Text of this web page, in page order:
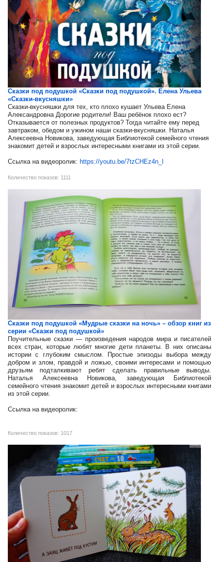
Сказки под подушкой «Сказки под подушкой». Елена Ульева
«Сказки-вкусняшки»
Сказки-вкусняшки для тех, кто плохо кушает Ульева Елена
Александровна Дорогие родители! Ваш ребёнок плохо ест?
Отказывается от полезных продуктов? Тогда читайте ему перед
завтраком, обедом и ужином наши сказки-вкусняшки. Наталья
Алексеевна Новикова, заведующая Библиотекой семейного чтения
знакомит детей и взрослых интересными книгами из этой серии.
Ссылка на видеоролик: https://youtu.be/7tzCHEz4n_I
Количество показов: 1111
Сказки под подушкой «Мудрые сказки на ночь» – обзор книг из
серии «Сказки под подушкой»
Поучительные сказки — произведения народов мира и писателей
всех стран, которые любят многие дети планеты. В них описаны
истории с глубоким смыслом. Простые эпизоды выбора между
добром и злом, правдой и ложью, своими интересами и помощью
друзьям подталкивают ребят сделать правильные выводы.
Наталья Алексеевна Новикова, заведующая Библиотекой
семейного чтения знакомит детей и взрослых интересными книгами
из этой серии.
Ссылка на видеоролик:
Количество показов: 1017